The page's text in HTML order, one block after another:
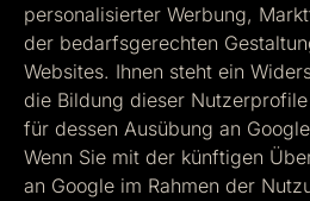
personalisierter Werbung,
der bedarfsgerechten
Websites. Ihnen steht ein
die Bildung dieser
für dessen Ausübung an
Wenn Sie mit der künftigen
an Google im Rahmen der